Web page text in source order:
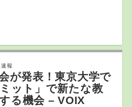
,速報
が発表！東京大学で
ット」で新たな教
る機会 – VOIX